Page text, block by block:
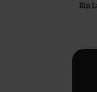
Ein